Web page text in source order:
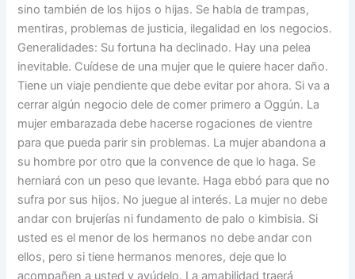
sino también de los hijos o hijas. Se habla de trampas,
mentiras, problemas de justicia, ilegalidad en los negocios.
Generalidades: Su fortuna ha declinado. Hay una pelea
inevitable. Cuídese de una mujer que le quiere hacer daño.
Tiene un viaje pendiente que debe evitar por ahora. Si va a
cerrar algún negocio dele de comer primero a Oggún. La
mujer embarazada debe hacerse rogaciones de vientre
para que pueda parir sin problemas. La mujer abandona a
su hombre por otro que la convence de que lo haga. Se
herniará con un peso que levante. Haga ebbó para que no
sufra por sus hijos. No juegue al interés. La mujer no debe
andar con brujerías ni fundamento de palo o kimbisia. Si
usted es el menor de los hermanos no debe andar con
ellos, pero si tiene hermanos menores, deje que lo
acompañen a usted y ayúdelo. La amabilidad traerá